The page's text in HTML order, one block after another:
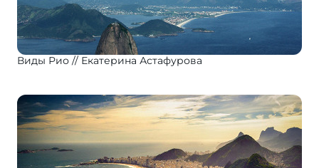
Виды Рио Екатерина Астафурова